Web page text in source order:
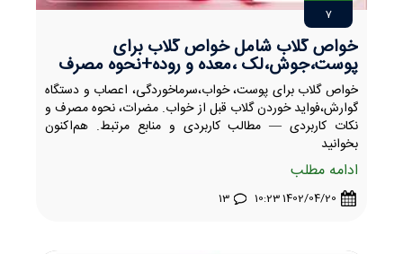
7
خواص گلاب شامل خواص گلاب برای
پوست،جوش،لک ،معده و روده+نحوه مصرف
خواص گلاب برای پوست، خواب،سرماخوردگی، اعصاب و دستگاه
گوارش،فواید خوردن گلاب قبل از خواب. مضرات، نحوه مصرف و
نکات کاربردی — مطالب کاربردی و منابع مرتبط. هم‌اکنون
بخوانید
ادامه مطلب
1402/04/20 10:23
13